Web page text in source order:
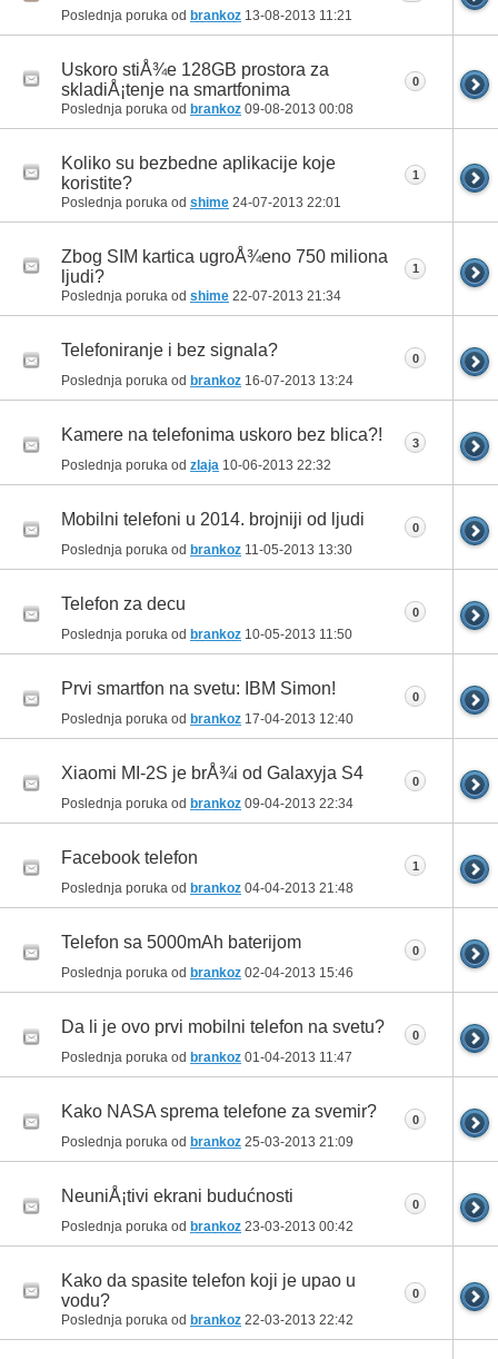
Poslednja poruka od brankoz 13-08-2013 11:21
Uskoro stiÅ¾e 128GB prostora za
skladiÅ¡tenje na smartfonima
Poslednja poruka od brankoz 09-08-2013 00:08
0
Koliko su bezbedne aplikacije koje
koristite?
Poslednja poruka od shime 24-07-2013 22:01
1
Zbog SIM kartica ugroÅ¾eno 750 miliona
ljudi?
Poslednja poruka od shime 22-07-2013 21:34
1
Telefoniranje i bez signala?
Poslednja poruka od brankoz 16-07-2013 13:24
0
Kamere na telefonima uskoro bez blica?!
Poslednja poruka od zlaja 10-06-2013 22:32
3
Mobilni telefoni u 2014. brojniji od ljudi
Poslednja poruka od brankoz 11-05-2013 13:30
0
Telefon za decu
Poslednja poruka od brankoz 10-05-2013 11:50
0
Prvi smartfon na svetu: IBM Simon!
Poslednja poruka od brankoz 17-04-2013 12:40
0
Xiaomi MI-2S je brÅ¾i od Galaxyja S4
Poslednja poruka od brankoz 09-04-2013 22:34
0
Facebook telefon
Poslednja poruka od brankoz 04-04-2013 21:48
1
Telefon sa 5000mAh baterijom
Poslednja poruka od brankoz 02-04-2013 15:46
0
Da li je ovo prvi mobilni telefon na svetu?
Poslednja poruka od brankoz 01-04-2013 11:47
0
Kako NASA sprema telefone za svemir?
Poslednja poruka od brankoz 25-03-2013 21:09
0
NeuniÅ¡tivi ekrani budućnosti
Poslednja poruka od brankoz 23-03-2013 00:42
0
Kako da spasite telefon koji je upao u
vodu?
Poslednja poruka od brankoz 22-03-2013 22:42
0